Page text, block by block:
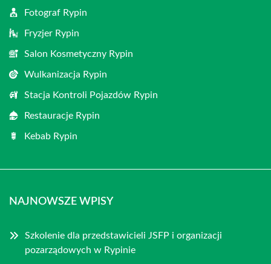
Fotograf Rypin
Fryzjer Rypin
Salon Kosmetyczny Rypin
Wulkanizacja Rypin
Stacja Kontroli Pojazdów Rypin
Restauracje Rypin
Kebab Rypin
NAJNOWSZE WPISY
Szkolenie dla przedstawicieli JSFP i organizacji
pozarządowych w Rypinie